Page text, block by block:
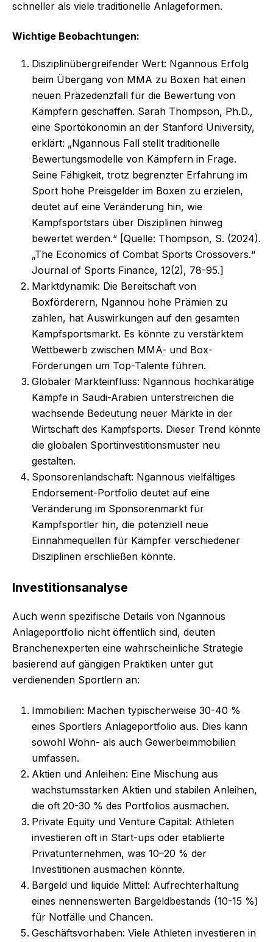
schneller als viele traditionelle Anlageformen.
Wichtige Beobachtungen:
Disziplinübergreifender Wert: Ngannous Erfolg
beim Übergang von MMA zu Boxen hat einen
neuen Präzedenzfall für die Bewertung von
Kämpfern geschaffen. Sarah Thompson, Ph.D.,
eine Sportökonomin an der Stanford University,
erklärt: „Ngannous Fall stellt traditionelle
Bewertungsmodelle von Kämpfern in Frage.
Seine Fähigkeit, trotz begrenzter Erfahrung im
Sport hohe Preisgelder im Boxen zu erzielen,
deutet auf eine Veränderung hin, wie
Kampfsportstars über Disziplinen hinweg
bewertet werden.“ [Quelle: Thompson, S. (2024).
„The Economics of Combat Sports Crossovers.“
Journal of Sports Finance, 12(2), 78-95.]
Marktdynamik: Die Bereitschaft von
Boxförderern, Ngannou hohe Prämien zu
zahlen, hat Auswirkungen auf den gesamten
Kampfsportsmarkt. Es könnte zu verstärktem
Wettbewerb zwischen MMA- und Box-
Förderungen um Top-Talente führen.
Globaler Markteinfluss: Ngannous hochkarätige
Kämpfe in Saudi-Arabien unterstreichen die
wachsende Bedeutung neuer Märkte in der
Wirtschaft des Kampfsports. Dieser Trend könnte
die globalen Sportinvestitionsmuster neu
gestalten.
Sponsorenlandschaft: Ngannous vielfältiges
Endorsement-Portfolio deutet auf eine
Veränderung im Sponsorenmarkt für
Kampfsportler hin, die potenziell neue
Einnahmequellen für Kämpfer verschiedener
Disziplinen erschließen könnte.
Investitionsanalyse
Auch wenn spezifische Details von Ngannous
Anlageportfolio nicht öffentlich sind, deuten
Branchenexperten eine wahrscheinliche Strategie
basierend auf gängigen Praktiken unter gut
verdienenden Sportlern an:
Immobilien: Machen typischerweise 30-40 %
eines Sportlers Anlageportfolio aus. Dies kann
sowohl Wohn- als auch Gewerbeimmobilien
umfassen.
Aktien und Anleihen: Eine Mischung aus
wachstumsstarken Aktien und stabilen Anleihen,
die oft 20-30 % des Portfolios ausmachen.
Private Equity und Venture Capital: Athleten
investieren oft in Start-ups oder etablierte
Privatunternehmen, was 10–20 % der
Investitionen ausmachen könnte.
Bargeld und liquide Mittel: Aufrechterhaltung
eines nennenswerten Bargeldbestands (10-15 %)
für Notfälle und Chancen.
Geschäftsvorhaben: Viele Athleten investieren in